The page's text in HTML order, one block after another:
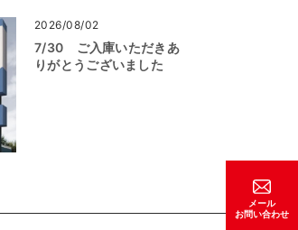
メール
お問い合わせ
2026/08/02
7/30 ご入庫いただきあ
りがとうございました